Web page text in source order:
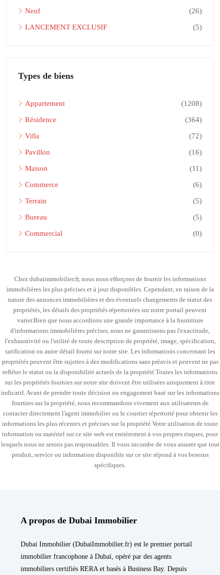
Neuf (26)
LANCEMENT EXCLUSIF (5)
Types de biens
Appartement (1208)
Résidence (364)
Villa (72)
Pavillon (16)
Maison (11)
Commerce (6)
Terrain (5)
Bureau (5)
Commercial (0)
Chez dubaiimmobilier.fr, nous nous efforçons de fournir les informations
immobilières les plus précises et à jour disponibles. Cependant, en raison de la
nature des annonces immobilières et des éventuels changements de statut des
propriétés, les détails des propriétés répertoriées sur notre portail peuvent
varier.Bien que nous accordions une grande importance à la fourniture
d'informations immobilières précises, nous ne garantissons pas l'exactitude,
l'exhaustivité ou l'utilité de toute description de propriété, image, spécification,
tarification ou autre détail fourni sur notre site. Les informations concernant les
propriétés peuvent être sujettes à des modifications sans préavis et peuvent ne pas
refléter le statut ou la disponibilité actuels de la propriété.Toutes les informations
sur les propriétés fournies sur notre site doivent être utilisées uniquement à titre
indicatif. Avant de prendre toute décision ou engagement basé sur les informations
fournies sur la propriété, nous recommandons vivement aux utilisateurs de
contacter directement l'agent immobilier ou le courtier répertorié pour obtenir les
informations les plus récentes et précises sur la propriété.Votre utilisation de toute
information ou matériel sur ce site web est entièrement à vos propres risques, pour
lesquels nous ne serons pas responsables. Il vous incombe de vous assurer que tout
produit, service ou information disponible sur ce site répond à vos besoins
spécifiques.
A propos de Dubai Immobilier
Dubai Immobilier (DubaiImmobilier.fr) est le premier portail
immobilier francophone à Dubaï, opéré par des agents
immobiliers certifiés RERA et basés à Business Bay. Depuis